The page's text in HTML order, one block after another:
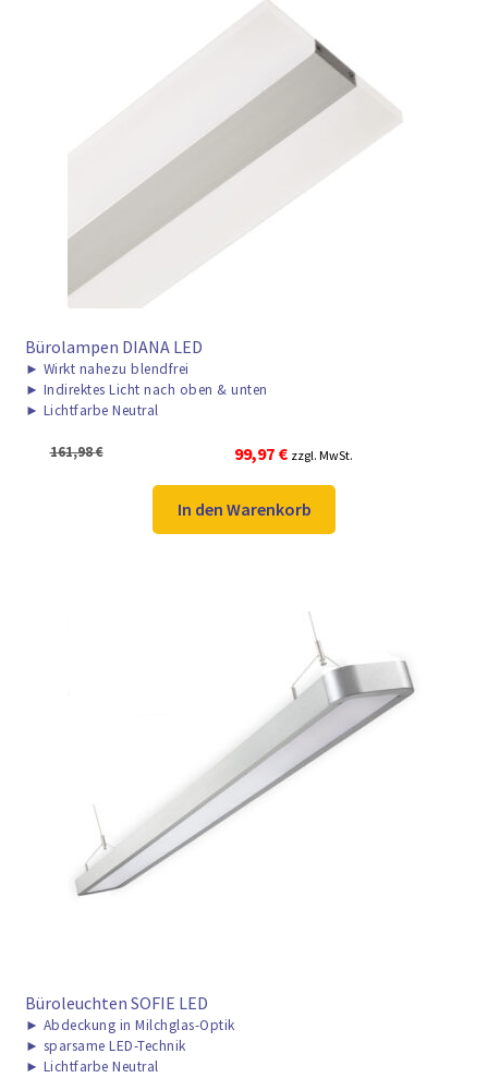
Bürolampen DIANA LED
► Wirkt nahezu blendfrei
► Indirektes Licht nach oben & unten
► Lichtfarbe Neutral
161,98€
Ursprünglicher
Preis
war:
161,98 €
99,97 €Aktueller
Preis
ist:
99,97 €.
zzgl. MwSt.
In den Warenkorb
Büroleuchten SOFIE LED
► Abdeckung in Milchglas-Optik
► sparsame LED-Technik
► Lichtfarbe Neutral